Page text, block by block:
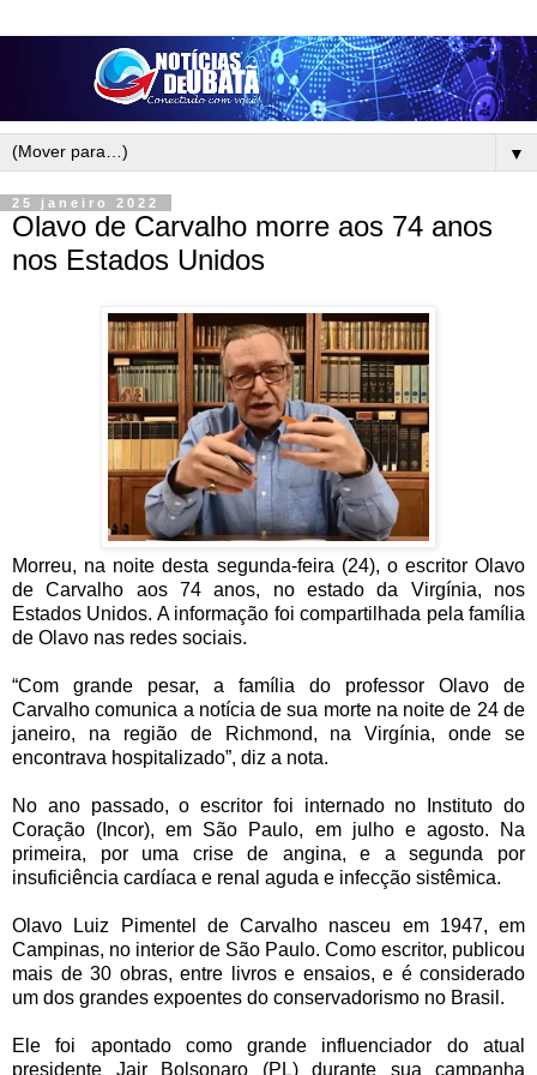
▼
25 janeiro 2022
Olavo de Carvalho morre aos 74 anos
nos Estados Unidos
Morreu, na noite desta segunda-feira (24), o escritor Olavo
de Carvalho aos 74 anos, no estado da Virgínia, nos
Estados Unidos. A informação foi compartilhada pela família
de Olavo nas redes sociais.
“Com grande pesar, a família do professor Olavo de
Carvalho comunica a notícia de sua morte na noite de 24 de
janeiro, na região de Richmond, na Virgínia, onde se
encontrava hospitalizado”, diz a nota.
No ano passado, o escritor foi internado no Instituto do
Coração (Incor), em São Paulo, em julho e agosto. Na
primeira, por uma crise de angina, e a segunda por
insuficiência cardíaca e renal aguda e infecção sistêmica.
Olavo Luiz Pimentel de Carvalho nasceu em 1947, em
Campinas, no interior de São Paulo. Como escritor, publicou
mais de 30 obras, entre livros e ensaios, e é considerado
um dos grandes expoentes do conservadorismo no Brasil.
Ele foi apontado como grande influenciador do atual
presidente Jair Bolsonaro (PL) durante sua campanha